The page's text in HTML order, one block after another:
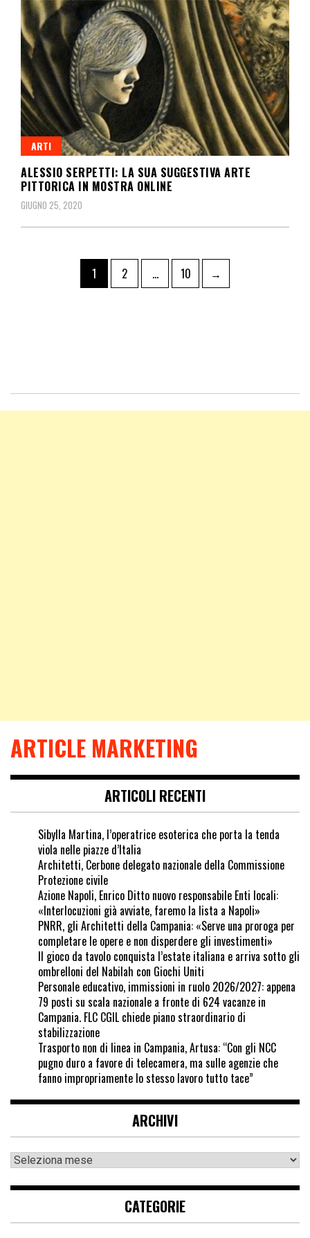
ARTI
ALESSIO SERPETTI: LA SUA SUGGESTIVA ARTE
PITTORICA IN MOSTRA ONLINE
GIUGNO 25, 2020
1 2 … 10 →
ARTICLE MARKETING
ARTICOLI RECENTI
Sibylla Martina, l’operatrice esoterica che porta la tenda
viola nelle piazze d’Italia
Architetti, Cerbone delegato nazionale della Commissione
Protezione civile
Azione Napoli, Enrico Ditto nuovo responsabile Enti locali:
«Interlocuzioni già avviate, faremo la lista a Napoli»
PNRR, gli Architetti della Campania: «Serve una proroga per
completare le opere e non disperdere gli investimenti»
Il gioco da tavolo conquista l’estate italiana e arriva sotto gli
ombrelloni del Nabilah con Giochi Uniti
Personale educativo, immissioni in ruolo 2026/2027: appena
79 posti su scala nazionale a fronte di 624 vacanze in
Campania. FLC CGIL chiede piano straordinario di
stabilizzazione
Trasporto non di linea in Campania, Artusa: “Con gli NCC
pugno duro a favore di telecamera, ma sulle agenzie che
fanno impropriamente lo stesso lavoro tutto tace”
ARCHIVI
CATEGORIE